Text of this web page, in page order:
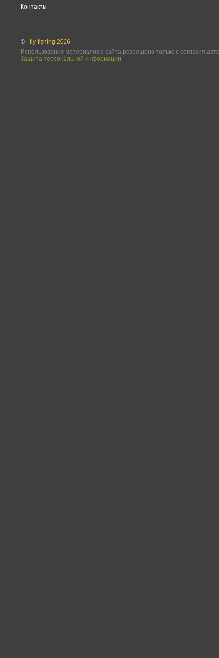
Контакты
©
fly-fishing 2026
Использование материалов с сайта разрешено только с согласия
Защита персональной информации